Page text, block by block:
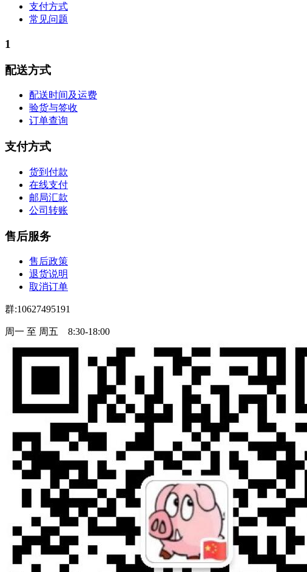
支付方式
常见问题
1
配送方式
配送时间及运费
验货与签收
订单查询
支付方式
货到付款
在线支付
邮局汇款
公司转账
售后服务
售后政策
退货说明
取消订单
群:10627495191
周一 至 周五 8:30-18:00